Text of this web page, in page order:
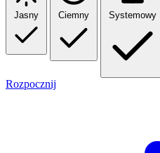
Jasny Ciemny Systemowy
Rozpocznij